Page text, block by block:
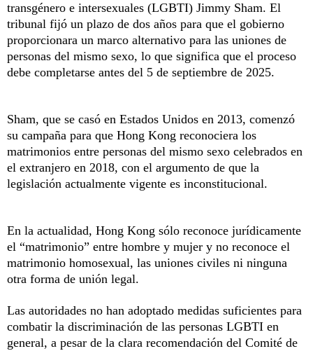
transgénero e intersexuales (LGBTI) Jimmy Sham. El
tribunal fijó un plazo de dos años para que el gobierno
proporcionara un marco alternativo para las uniones de
personas del mismo sexo, lo que significa que el proceso
debe completarse antes del 5 de septiembre de 2025.
Sham, que se casó en Estados Unidos en 2013, comenzó
su campaña para que Hong Kong reconociera los
matrimonios entre personas del mismo sexo celebrados en
el extranjero en 2018, con el argumento de que la
legislación actualmente vigente es inconstitucional.
En la actualidad, Hong Kong sólo reconoce jurídicamente
el “matrimonio” entre hombre y mujer y no reconoce el
matrimonio homosexual, las uniones civiles ni ninguna
otra forma de unión legal.
Las autoridades no han adoptado medidas suficientes para
combatir la discriminación de las personas LGBTI en
general, a pesar de la clara recomendación del Comité de